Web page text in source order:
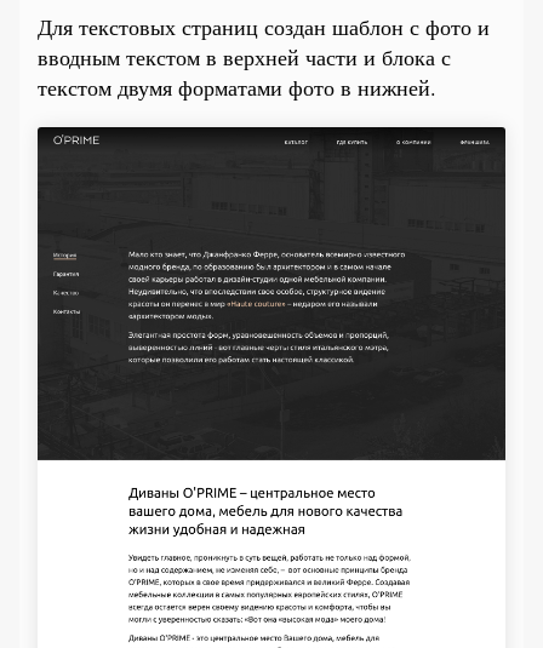
Для текстовых страниц создан шаблон с фото и
вводным текстом в верхней части и блока с
текстом двумя форматами фото в нижней.